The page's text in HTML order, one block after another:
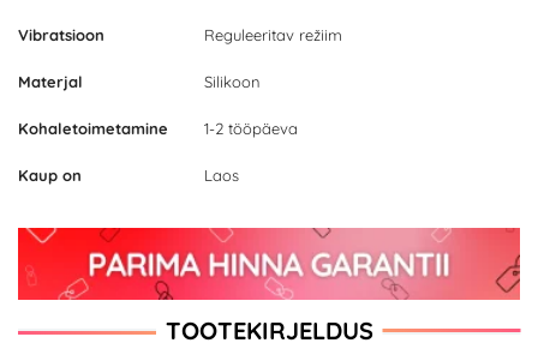
Vibratsioon Reguleeritav režiim
Materjal Silikoon
Kohaletoimetamine 1-2 tööpäeva
Kaup on Laos
TOOTEKIRJELDUS